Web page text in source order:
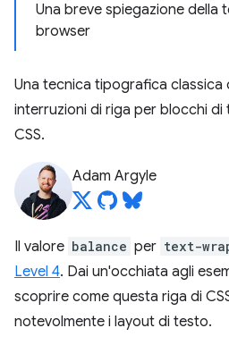
Una breve spiegazione della
browser
Una tecnica tipografica classica
interruzioni di riga per blocchi di
CSS.
Adam Argyle
Il valore balance per text-
Level 4. Dai un'occhiata agli
scoprire come questa riga di
notevolmente i layout di testo.